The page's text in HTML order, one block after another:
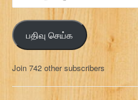
ன
ஞ்
ச
ல்
க
வ
பதிவு செய்க
Join 742 other subscribers